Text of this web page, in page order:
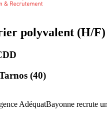
polyvalent (H/F)
(40)
AdéquatBayonne recrute